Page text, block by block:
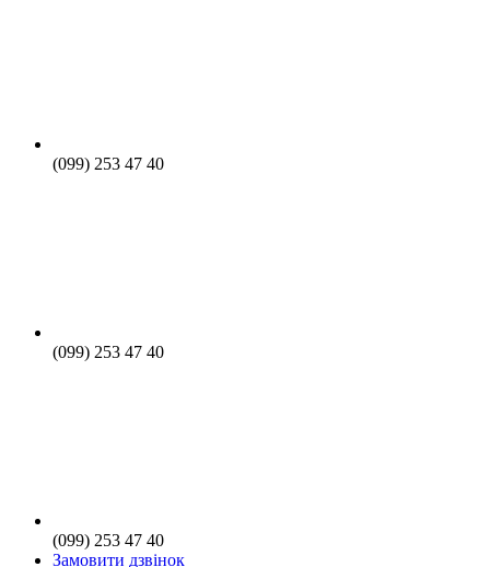
(099) 253 47 40
(099) 253 47 40
(099) 253 47 40
Замовити дзвінок